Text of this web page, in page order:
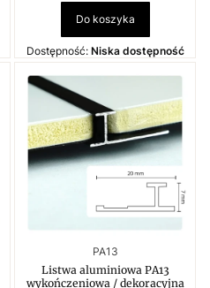
Do koszyka
Dostępność: Niska dostępność
Kod produktu
PA13
Listwa aluminiowa PA13
wykończeniowa / dekoracyjna